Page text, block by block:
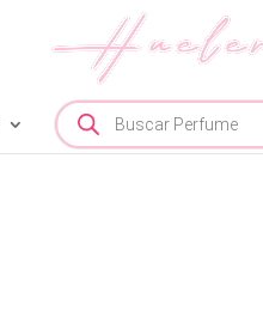
Búsqueda
de
productos